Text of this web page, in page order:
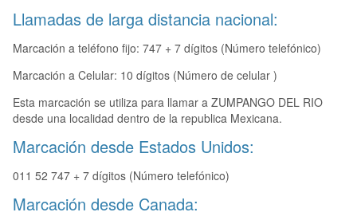
Llamadas de larga distancia nacional:
Marcación a teléfono fijo: 747 + 7 dígitos (Número telefónico)
Marcación a Celular: 10 dígitos (Número de celular )
Esta marcación se utiliza para llamar a ZUMPANGO DEL RIO
desde una localidad dentro de la republica Mexicana.
Marcación desde Estados Unidos:
011 52 747 + 7 dígitos (Número telefónico)
Marcación desde Canada: